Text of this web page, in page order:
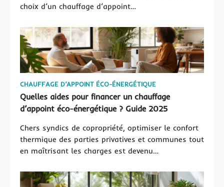
choix d’un chauffage d’appoint…
CHAUFFAGE D’APPOINT ÉCO-ÉNERGÉTIQUE
Quelles aides pour financer un chauffage
d’appoint éco-énergétique ? Guide 2025
Chers syndics de copropriété, optimiser le confort
thermique des parties privatives et communes tout
en maîtrisant les charges est devenu…